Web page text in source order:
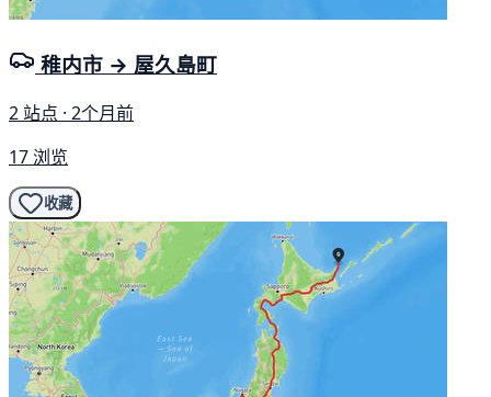
稚内市 → 屋久島町
2 站点 · 2个月前
17 浏览
收藏